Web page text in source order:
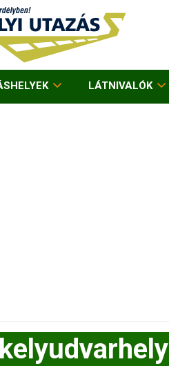
LÁTNIVALÓK